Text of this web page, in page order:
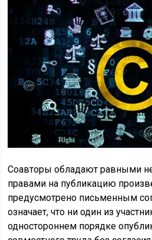
Соавторы обладают равными
правами на публикацию
предусмотрено письменным
означает, что ни один из
одностороннем порядке